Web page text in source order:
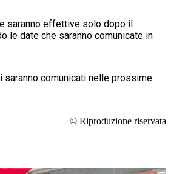
saranno effettive solo dopo il
le date che saranno comunicate in
saranno comunicati nelle prossime
© Riproduzione riservata